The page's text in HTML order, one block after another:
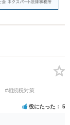
#相続税対策
役にたった 5